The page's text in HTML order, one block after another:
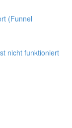
(Funnel
nicht funktioniert